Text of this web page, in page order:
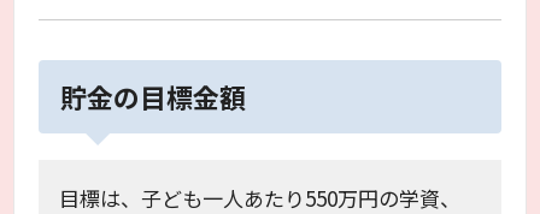
貯金の目標金額
目標は、子ども一人あたり550万円の学資、